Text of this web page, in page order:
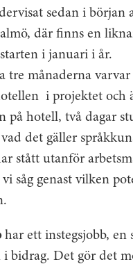
sedan i början
där finns en
i januari i år.
tre månaderna
i projektet och
på hotell, två dagar
det gäller
stått utanför
såg genast vilken
har ett instegsjobb, en
i bidrag. Det gör det